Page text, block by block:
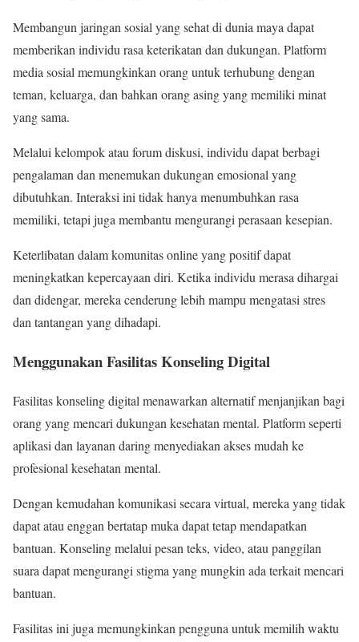
Membangun jaringan sosial yang sehat di dunia maya dapat
memberikan individu rasa keterikatan dan dukungan. Platform
media sosial memungkinkan orang untuk terhubung dengan
teman, keluarga, dan bahkan orang asing yang memiliki minat
yang sama.
Melalui kelompok atau forum diskusi, individu dapat berbagi
pengalaman dan menemukan dukungan emosional yang
dibutuhkan. Interaksi ini tidak hanya menumbuhkan rasa
memiliki, tetapi juga membantu mengurangi perasaan kesepian.
Keterlibatan dalam komunitas online yang positif dapat
meningkatkan kepercayaan diri. Ketika individu merasa dihargai
dan didengar, mereka cenderung lebih mampu mengatasi stres
dan tantangan yang dihadapi.
Menggunakan Fasilitas Konseling Digital
Fasilitas konseling digital menawarkan alternatif menjanjikan bagi
orang yang mencari dukungan kesehatan mental. Platform seperti
aplikasi dan layanan daring menyediakan akses mudah ke
profesional kesehatan mental.
Dengan kemudahan komunikasi secara virtual, mereka yang tidak
dapat atau enggan bertatap muka dapat tetap mendapatkan
bantuan. Konseling melalui pesan teks, video, atau panggilan
suara dapat mengurangi stigma yang mungkin ada terkait mencari
bantuan.
Fasilitas ini juga memungkinkan pengguna untuk memilih waktu